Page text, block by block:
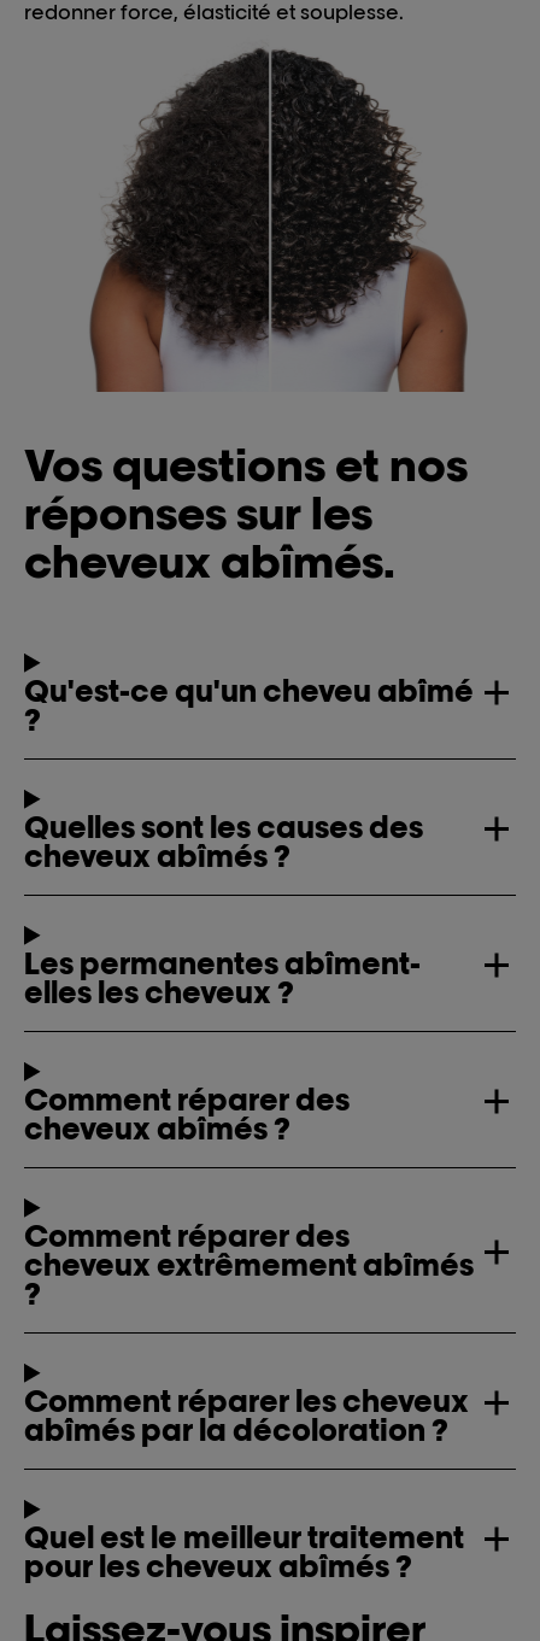
redonner force, élasticité et souplesse.
Vos questions et nos
réponses sur les
cheveux abîmés.
Qu'est-ce qu'un cheveu abîmé
?
Quelles sont les causes des
cheveux abîmés ?
Les permanentes abîment-
elles les cheveux ?
Comment réparer des
cheveux abîmés ?
Comment réparer des
cheveux extrêmement abîmés
?
Comment réparer les cheveux
abîmés par la décoloration ?
Quel est le meilleur traitement
pour les cheveux abîmés ?
Laissez-vous inspirer